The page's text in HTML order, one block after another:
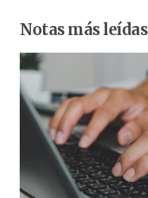
Notas más leídas